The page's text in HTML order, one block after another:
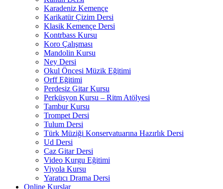
Karadeniz Kemençe
Karikatür Çizim Dersi
Klasik Kemençe Dersi
Kontrbass Kursu
Koro Çalışması
Mandolin Kursu
Ney Dersi
Okul Öncesi Müzik Eğitimi
Orff Eğitimi
Perdesiz Gitar Kursu
Perküsyon Kursu – Ritm Atölyesi
Tambur Kursu
Trompet Dersi
Tulum Dersi
Türk Müziği Konservatuarına Hazırlık Dersi
Ud Dersi
Caz Gitar Dersi
Video Kurgu Eğitimi
Viyola Kursu
Yaratıcı Drama Dersi
Online Kurslar